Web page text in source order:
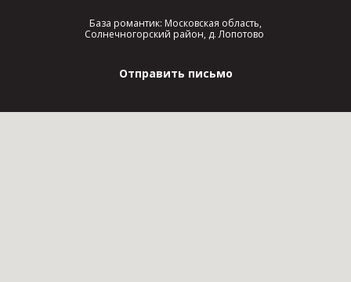
База романтик: Московская область,
Солнечногорский район, д. Лопотово
Отправить письмо